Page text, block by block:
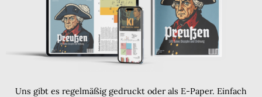
Uns gibt es regelmäßig gedruckt oder als E-Paper. Einfach